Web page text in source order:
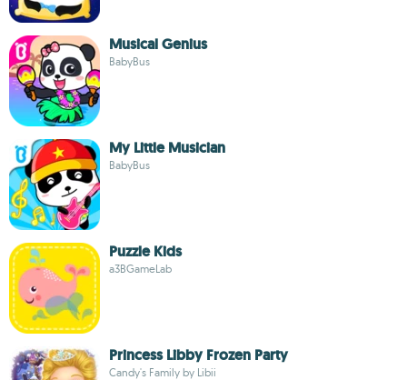
Musical Genius
BabyBus
My Little Musician
BabyBus
Puzzle Kids
a3BGameLab
Princess Libby Frozen Party
Candy's Family by Libii